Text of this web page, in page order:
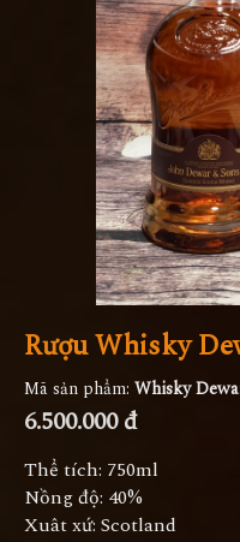
Rượu Whisky
Mã sản phẩm: Whisky
6.500.000 đ
Thể tích: 750ml
Nồng độ: 40%
Xuât xứ: Scotland